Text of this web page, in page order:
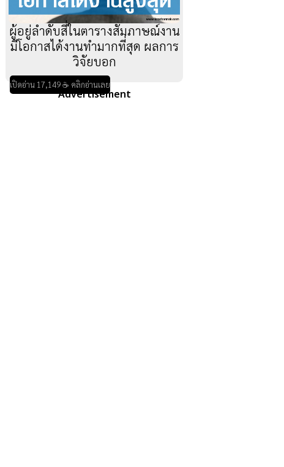
ผู้อยู่ลำดับสี่ในตารางสัมภาษณ์งาน
มีโอกาสได้งานทำมากที่สุด ผลการ
วิจัยบอก
เปิดอ่าน 17,149 ☕ คลิกอ่านเลย
Advertisement